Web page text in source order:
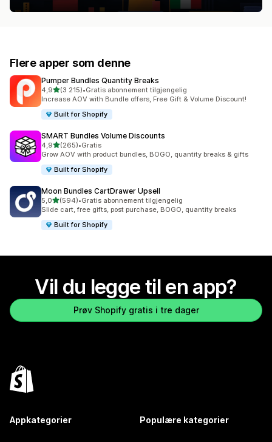
Flere apper som denne
Pumper Bundles Quantity Breaks
4,9av 5 stjerner
(3 215)
Totalt 3215 omtaler
•Gratis abonnement tilgjengelig
Increase AOV with Bundle offers, Free Gift & Volume Discount!
Built for Shopify
SMART Bundles Volume Discounts
4,9av 5 stjerner
(265)
Totalt 265 omtaler
•Gratis
Grow AOV with product bundles, BOGO, quantity breaks & gifts
Built for Shopify
Moon Bundles CartDrawer Upsell
5,0av 5 stjerner
(594)
Totalt 594 omtaler
•Gratis abonnement tilgjengelig
Slide cart, free gifts, post purchase, BOGO, quantity breaks
Built for Shopify
Vil du legge til en app?
Prøv Shopify gratis i tre dager
Appkategorier Populære kategorier